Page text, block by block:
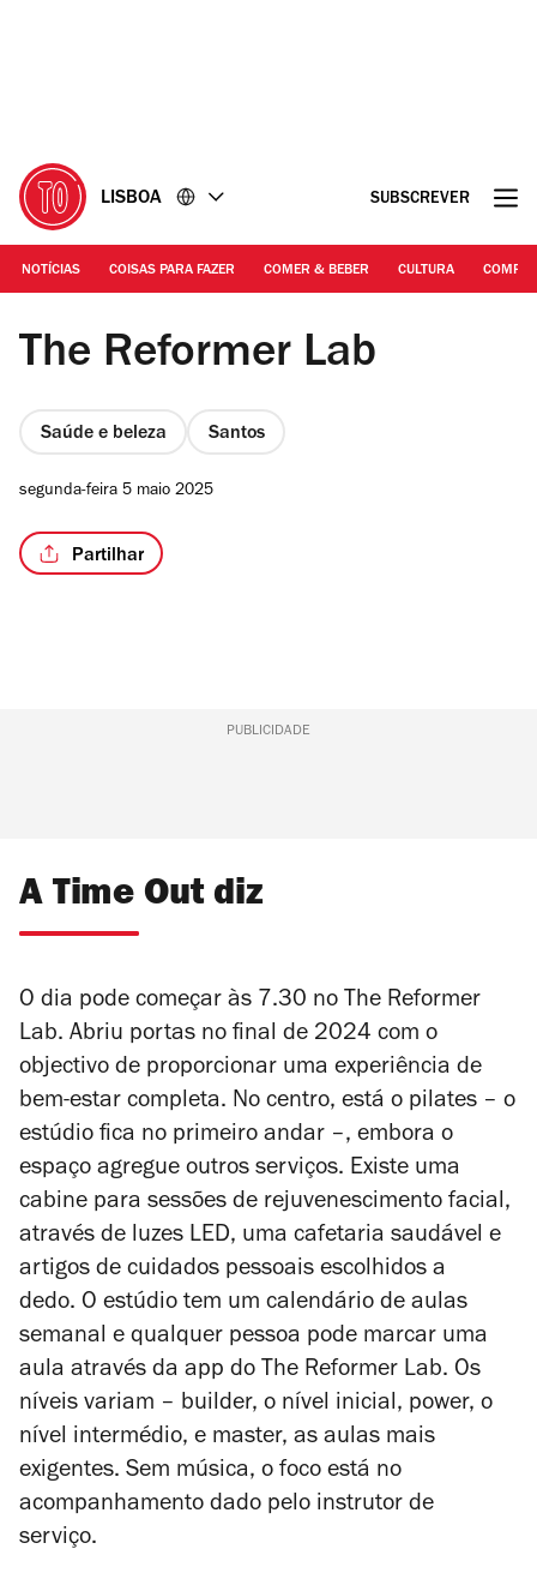
LISBOA SUBSCREVER
NOTÍCIAS COISAS PARA FAZER COMER & BEBER CULTURA
Austeja Sciavinskaite
The Reformer Lab
Saúde e beleza Santos
segunda-feira 5 maio 2025
Partilhar
PUBLICIDADE
A Time Out diz
O dia pode começar às 7.30 no The Reformer
Lab. Abriu portas no final de 2024 com o
objectivo de proporcionar uma experiência de
bem-estar completa. No centro, está o pilates – o
estúdio fica no primeiro andar –, embora o
espaço agregue outros serviços. Existe uma
cabine para sessões de rejuvenescimento facial,
através de luzes LED, uma cafetaria saudável e
artigos de cuidados pessoais escolhidos a
dedo. O estúdio tem um calendário de aulas
semanal e qualquer pessoa pode marcar uma
aula através da app do The Reformer Lab. Os
níveis variam – builder, o nível inicial, power, o
nível intermédio, e master, as aulas mais
exigentes. Sem música, o foco está no
acompanhamento dado pelo instrutor de
serviço.